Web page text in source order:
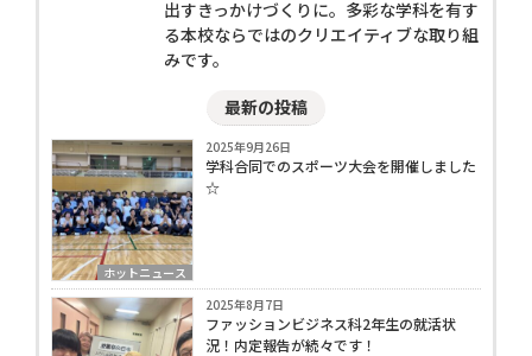
出すきっかけづくりに。多彩な学科を有す
る本校ならではのクリエイティブな取り組
みです。
最新の投稿
ホットニュース
2025年9月26日
学科合同でのスポーツ大会を開催しました
☆
2025年8月7日
ファッションビジネス科2年生の就活状
況！内定報告が続々です！